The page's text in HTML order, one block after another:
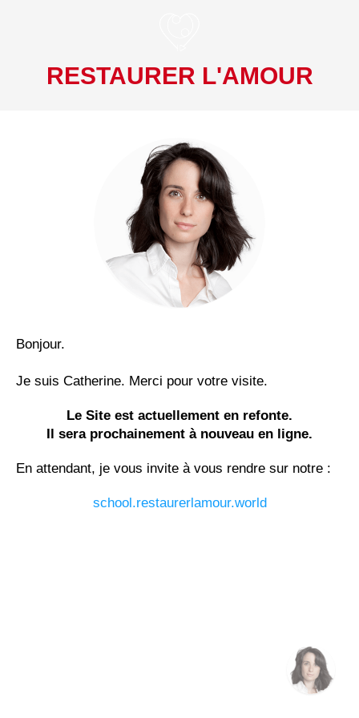
RESTAURER L'AMOUR
Bonjour.
Je suis Catherine. Merci pour votre visite.
Le Site est actuellement en refonte.
Il sera prochainement à nouveau en ligne.
En attendant, je vous invite à vous rendre sur notre :
school.restaurerlamour.world